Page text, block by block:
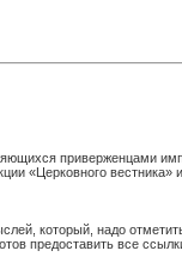
приверженцами
«Церковного
который, надо
предоставить все